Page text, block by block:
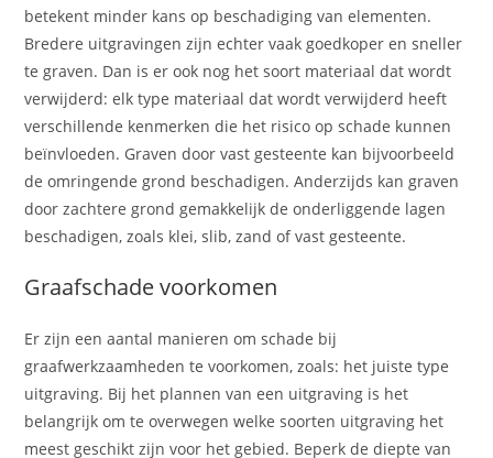
betekent minder kans op beschadiging van elementen.
Bredere uitgravingen zijn echter vaak goedkoper en sneller
te graven. Dan is er ook nog het soort materiaal dat wordt
verwijderd: elk type materiaal dat wordt verwijderd heeft
verschillende kenmerken die het risico op schade kunnen
beïnvloeden. Graven door vast gesteente kan bijvoorbeeld
de omringende grond beschadigen. Anderzijds kan graven
door zachtere grond gemakkelijk de onderliggende lagen
beschadigen, zoals klei, slib, zand of vast gesteente.
Graafschade voorkomen
Er zijn een aantal manieren om schade bij
graafwerkzaamheden te voorkomen, zoals: het juiste type
uitgraving. Bij het plannen van een uitgraving is het
belangrijk om te overwegen welke soorten uitgraving het
meest geschikt zijn voor het gebied. Beperk de diepte van